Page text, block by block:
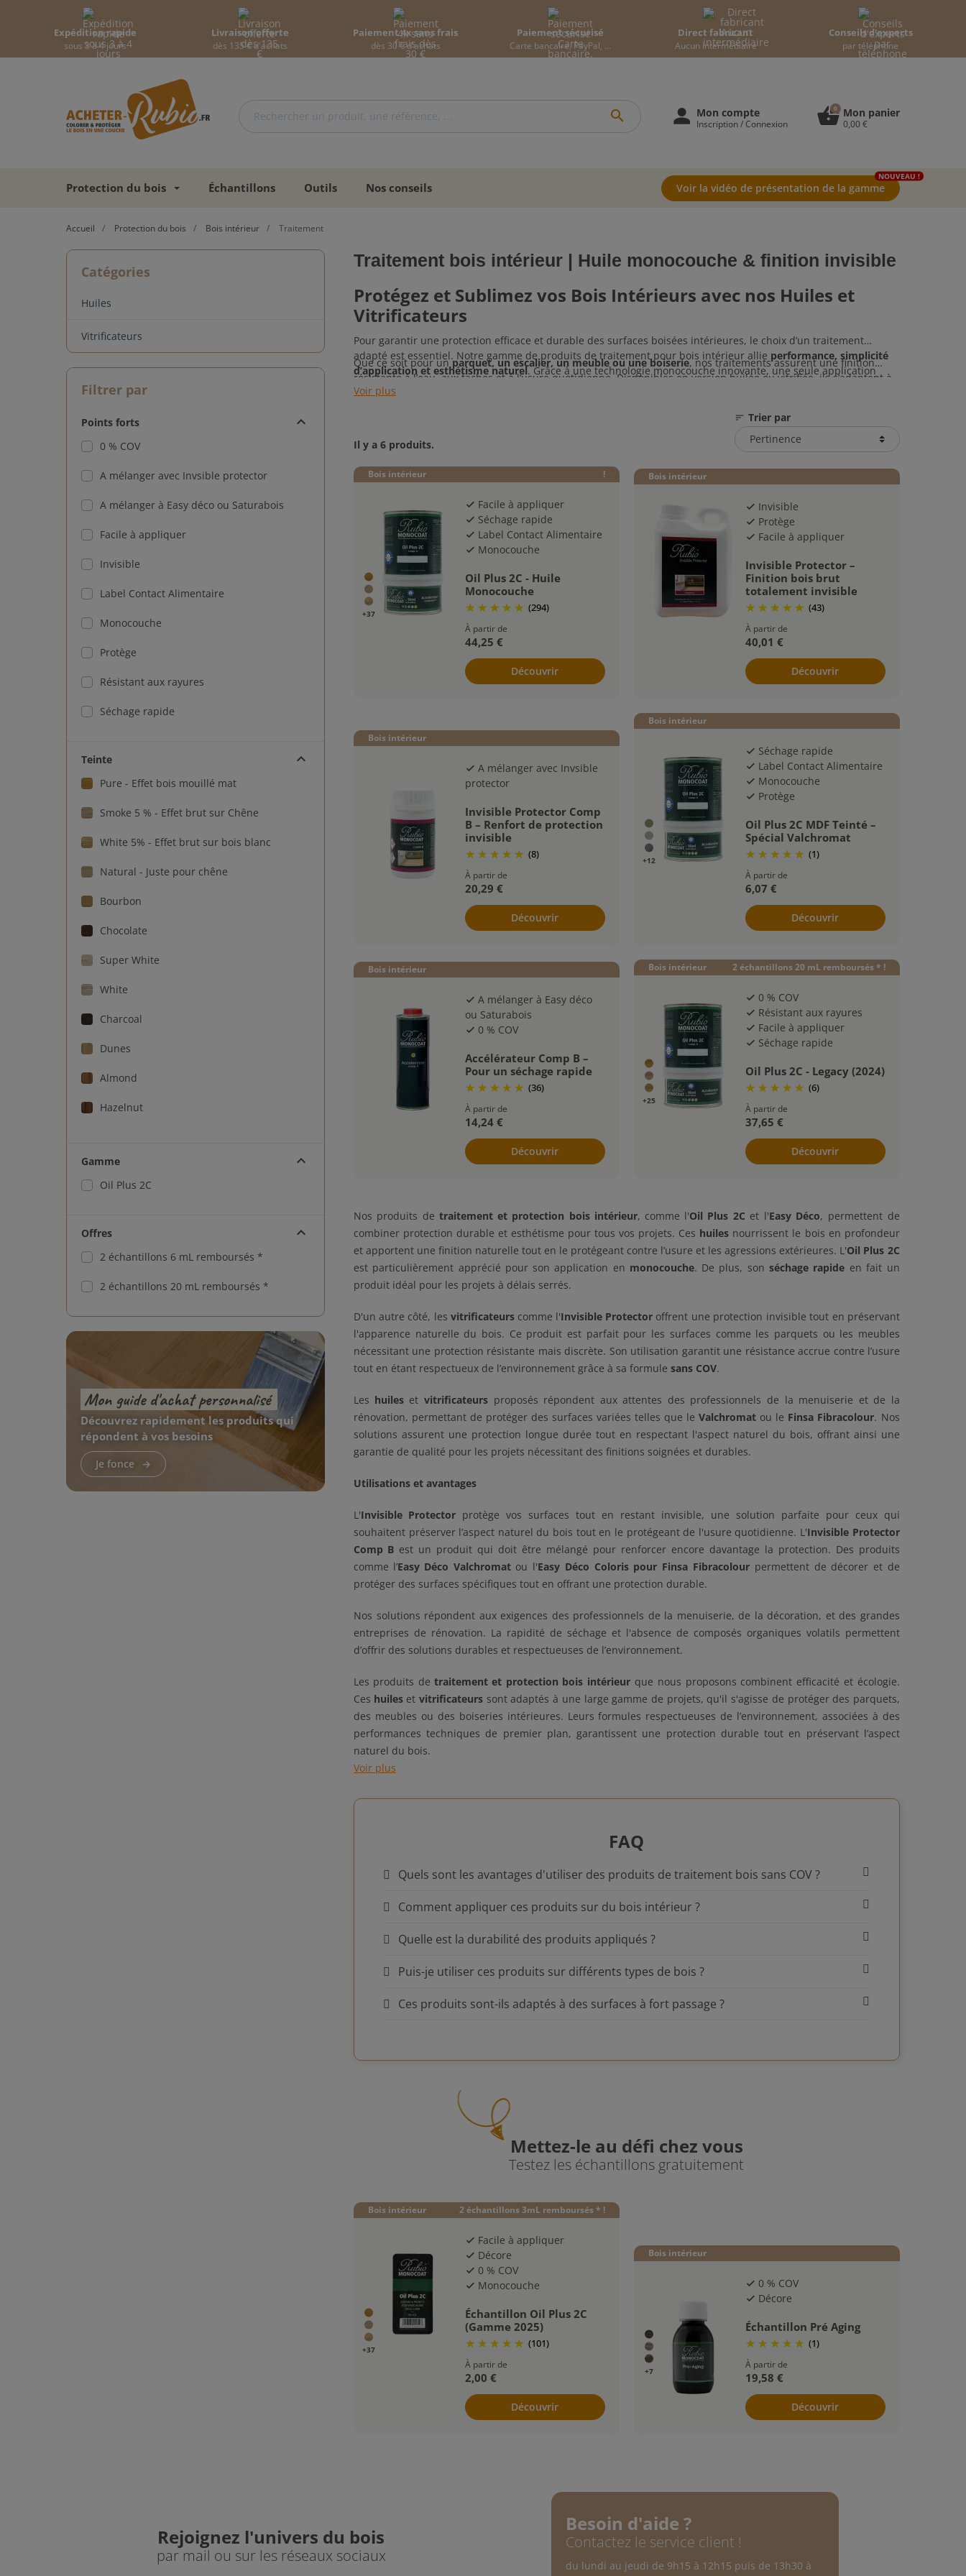
Expédition rapide
sous 3 à 4 jours
Livraison offerte
dès 135 € d'achats
Paiement 4x sans frais
dès 30 € d'achats
Paiement sécurisé
Carte bancaire, PayPal, ...
Direct fabricant
Aucun intermédiaire
Conseils d'experts
par téléphone
search person Mon compte
Inscription / Connexion shopping_basket
0 Mon panier
0,00 €
Protection du bois Échantillons Outils Nos conseils Voir la vidéo de présentation de la gamme
NOUVEAU !
Accueil Protection du bois Bois intérieur Traitement
Catégories
Huiles
Vitrificateurs
Filtrer par
Points forts
0 % COV
A mélanger avec Invsible protector
A mélanger à Easy déco ou Saturabois
Facile à appliquer
Invisible
Label Contact Alimentaire
Monocouche
Protège
Résistant aux rayures
Séchage rapide
Teinte
Pure - Effet bois mouillé mat
Smoke 5 % - Effet brut sur Chêne
White 5% - Effet brut sur bois blanc
Natural - Juste pour chêne
Bourbon
Chocolate
Super White
White
Charcoal
Dunes
Almond
Hazelnut
Light Roast
Dulce
Antique Bronze
Aqua
Dark Oak - Juste pour Chêne
Cherry Coral
Cinnamon Brown
Cornsilk
Gamme
Oil Plus 2C
Offres
2 échantillons 6 mL remboursés *
2 échantillons 20 mL remboursés *
Mon guide d'achat personnalisé
Découvrez rapidement les produits qui
répondent à vos besoins
Je fonce
Traitement bois intérieur | Huile monocouche & finition invisible
Protégez et Sublimez vos Bois Intérieurs avec nos Huiles et
Vitrificateurs
Pour garantir une protection efficace et durable des surfaces boisées intérieures, le choix d’un traitement
adapté est essentiel. Notre gamme de produits de traitement pour bois intérieur allie performance, simplicité
d’application et esthétisme naturel. Grâce à une technologie monocouche innovante, une seule application
suffit pour nourrir, protéger et sublimer le bois, sans compromettre son apparence.
Que ce soit pour unparquet, un escalier, un meuble ou une boiserie, nos traitements assurent une finition
résistante à l’eau, aux taches et à l’usure quotidienne. Disponibles en version huilée ou vitrifiée, ils s’adaptent à
tous les besoins et styles de décoration intérieure.
Voir plus
Il y a 6 produits.
sort Trier par
Bois intérieur !
+37
check Facile à appliquer
check Séchage rapide
check Label Contact Alimentaire
check Monocouche
Oil Plus 2C - Huile
Monocouche
(294)
À partir de
44,25 €
Découvrir
Bois intérieur
check Invisible
check Protège
check Facile à appliquer
Invisible Protector –
Finition bois brut
totalement invisible
(43)
À partir de
40,01 €
Découvrir
Bois intérieur
check A mélanger avec Invsible
protector
Invisible Protector Comp
B – Renfort de protection
invisible
(8)
À partir de
20,29 €
Découvrir
Bois intérieur
+12
check Séchage rapide
check Label Contact Alimentaire
check Monocouche
check Protège
Oil Plus 2C MDF Teinté –
Spécial Valchromat
(1)
À partir de
6,07 €
Découvrir
Bois intérieur
check A mélanger à Easy déco
ou Saturabois
check 0 % COV
Accélérateur Comp B –
Pour un séchage rapide
(36)
À partir de
14,24 €
Découvrir
Bois intérieur 2 échantillons 20 mL remboursés * !
+25
check 0 % COV
check Résistant aux rayures
check Facile à appliquer
check Séchage rapide
Oil Plus 2C - Legacy (2024)
(6)
À partir de
37,65 €
Découvrir
Nos produits de traitement et protection bois intérieur, comme l'Oil Plus 2C et l'Easy Déco, permettent de
combiner protection durable et esthétisme pour tous vos projets. Ces huilesnourrissent le bois en profondeur
et apportent une finition naturelle tout en le protégeant contre l’usure et les agressions extérieures. L'Oil Plus 2C
est particulièrement apprécié pour son application en monocouche. De plus, son séchage rapideen fait un
produit idéal pour les projets à délais serrés.
D'un autre côté, les vitrificateurscomme l'Invisible Protectoroffrent une protection invisible tout en préservant
l'apparence naturelle du bois. Ce produit est parfait pour les surfaces comme les parquets ou les meubles
nécessitant une protection résistante mais discrète. Son utilisation garantit une résistance accrue contre l’usure
tout en étant respectueux de l’environnement grâce à sa formule sans COV.
Les huileset vitrificateursproposés répondent aux attentes des professionnels de la menuiserie et de la
rénovation, permettant de protéger des surfaces variées telles que le Valchromatou le Finsa Fibracolour. Nos
solutions assurent une protection longue durée tout en respectant l'aspect naturel du bois, offrant ainsi une
garantie de qualité pour les projets nécessitant des finitions soignées et durables.
Utilisations et avantages
L'Invisible Protectorprotège vos surfaces tout en restant invisible, une solution parfaite pour ceux qui
souhaitent préserver l’aspect naturel du bois tout en le protégeant de l'usure quotidienne. L'Invisible Protector
Comp Best un produit qui doit être mélangé pour renforcer encore davantage la protection. Des produits
comme l’Easy Déco Valchromatou l'Easy Déco Coloris pour Finsa Fibracolourpermettent de décorer et de
protéger des surfaces spécifiques tout en offrant une protection durable.
Nos solutions répondent aux exigences des professionnels de la menuiserie, de la décoration, et des grandes
entreprises de rénovation. La rapidité de séchage et l'absence de composés organiques volatils permettent
d’offrir des solutions durables et respectueuses de l’environnement.
Les produits de traitement et protection bois intérieurque nous proposons combinent efficacité et écologie.
Ces huileset vitrificateurssont adaptés à une large gamme de projets, qu'il s'agisse de protéger des parquets,
des meubles ou des boiseries intérieures. Leurs formules respectueuses de l’environnement, associées à des
performances techniques de premier plan, garantissent une protection durable tout en préservant l’aspect
naturel du bois.
Voir plus
FAQ
Quels sont les avantages d'utiliser des produits de traitement bois sans COV ?
Comment appliquer ces produits sur du bois intérieur ?
Quelle est la durabilité des produits appliqués ?
Puis-je utiliser ces produits sur différents types de bois ?
Ces produits sont-ils adaptés à des surfaces à fort passage ?
Mettez-le au défi chez vous
Testez les échantillons gratuitement
Bois intérieur 2 échantillons 3mL remboursés * !
+37
check Facile à appliquer
check Décore
check 0 % COV
check Monocouche
Échantillon Oil Plus 2C
(Gamme 2025)
(101)
À partir de
2,00 €
Découvrir
Bois intérieur
+7
check 0 % COV
check Décore
Échantillon Pré Aging
(1)
À partir de
19,58 €
Découvrir
Rejoignez l'univers du bois
par mail ou sur les réseaux sociaux
Besoin d'aide ?
Contactez le service client !
du lundi au jeudi de 9h15 à 12h15 puis de 13h30 à